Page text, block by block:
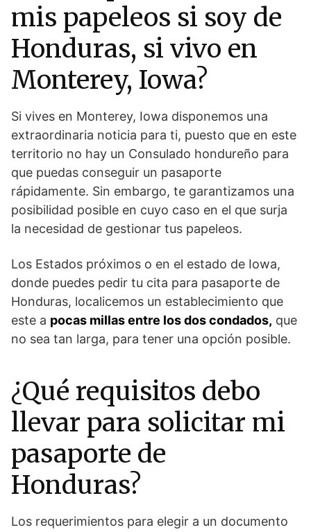
mis papeleos si soy de
Honduras, si vivo en
Monterey, Iowa?
Si vives en Monterey, Iowa disponemos una
extraordinaria noticia para ti, puesto que en este
territorio no hay un Consulado hondureño para
que puedas conseguir un pasaporte
rápidamente. Sin embargo, te garantizamos una
posibilidad posible en cuyo caso en el que surja
la necesidad de gestionar tus papeleos.
Los Estados próximos o en el estado de Iowa,
donde puedes pedir tu cita para pasaporte de
Honduras, localicemos un establecimiento que
este a pocas millas entre los dos condados, que
no sea tan larga, para tener una opción posible.
¿Qué requisitos debo
llevar para solicitar mi
pasaporte de
Honduras?
Los requerimientos para elegir a un documento